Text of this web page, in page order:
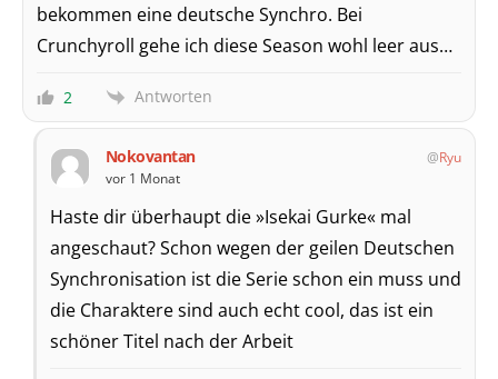
bekommen eine deutsche Synchro. Bei
Crunchyroll gehe ich diese Season wohl leer aus…
2 Antworten
Nokovantan
Ryu
vor 1 Monat
Haste dir überhaupt die »Isekai Gurke« mal
angeschaut? Schon wegen der geilen Deutschen
Synchronisation ist die Serie schon ein muss und
die Charaktere sind auch echt cool, das ist ein
schöner Titel nach der Arbeit